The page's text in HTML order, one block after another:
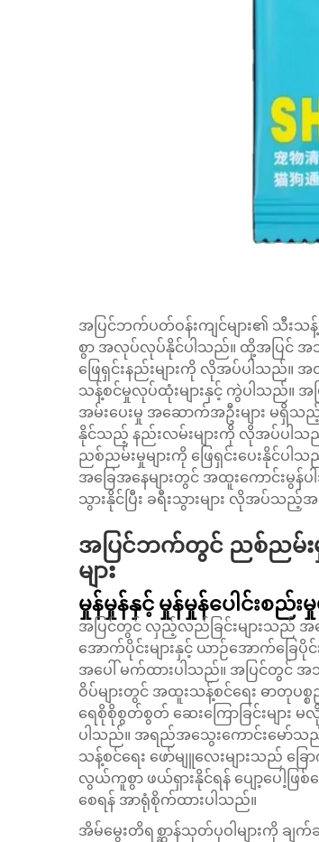
အပြင်ဘက်ပတ်ဝန်းကျင်များ၏ သီးသန့်
စွာ အလုပ်လုပ်နိုင်ပါသည်။ ထို့အပြင် အသ
ဖြေရှင်းနည်းများကို လိုအပ်ပါသည်။
သန့်စင်မှုလုပ်ထုံးများနှင့် ကွဲပါသည်။
အမ်းပေးမှု အဆောက်အဦးများ မရှိ
နိုင်သည့် နည်းလမ်းများကို လိုအပ်ပါသည်
ညစ်ညမ်းမှုများကို ဖြေရှင်းပေးနိုင်ပ
အခြေအနေများတွင် အထူးကောင်း
သွားနိုင်ပြီး ခရီးသွားများ လိုအပ်သ
အပြင်ဘက်တွင် ညစ်ညမ်းမှုမ
များ
မှုန်မှုန်နှင့် မှုန်မှုန်ပေါင်းစည်းမှု
အပြင်တွင် လှည့်လည်ခြင်းများသည် အဖေ
အောက်ပိုင်းများနှင့် ယာဉ်အောက်ခြေပိုင်
အပေါ် မက်ထားပါသည်။ အပြင်တွင်
ဝိပ်များတွင် အထူးသန့်စင်ရေး ဓာတုပ
ရေစိုစိုစွတ်စွတ် ဆေးကြောခြင်းများ
ပါသည်။ အရည်အသွေးကောင်းမော်သ
သန့်စင်ရေး ဖော်မျူလေးများသည် ခ
လွယ်ကူစွာ ဖယ်ရှားနိုင်ရန် ပျော့ပေါ့ဖြ
စေရန် အာရုံစိုက်ထားပါသည်။
အိမ်မွေးတိရစ္ဆာန်သုတ်ပုဝါများကို ချက်